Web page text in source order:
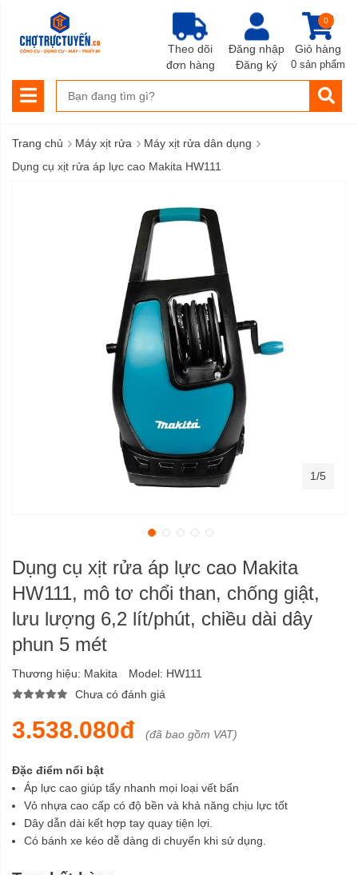
Đăng nhập
Đăng ký
Giỏ hàng
0
0 sản phẩm
Theo dõi
đơn hàng
Trang chủ › Máy xịt rửa › Máy xịt rửa dân dụng ›
Dụng cụ xịt rửa áp lực cao Makita HW111
Dụng cụ xịt rửa áp lực cao Makita
HW111, mô tơ chổi than, chống giật,
lưu lượng 6,2 lít/phút, chiều dài dây
phun 5 mét
Thương hiệu: Makita Model: HW111
Chưa có đánh giá
3.538.080đ (đã bao gồm VAT)
Đặc điểm nổi bật
Áp lực cao giúp tẩy nhanh mọi loại vết bẩn
Vỏ nhựa cao cấp có độ bền và khả năng chịu lực tốt
Dây dẫn dài kết hợp tay quay tiện lợi.
Có bánh xe kéo dễ dàng di chuyển khi sử dụng.
1/5